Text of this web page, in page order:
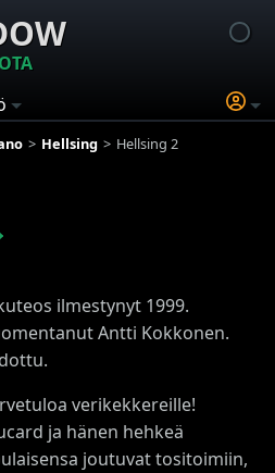
Hellsing Hellsing 2
ilmestynyt 1999.
Antti Kokkonen.
verikekkereille!
ja hänen hehkeä
joutuvat tositoimiin,